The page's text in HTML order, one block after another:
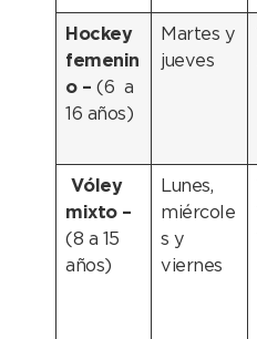
Hockey
femenin
o –(6 a
16 años)
Martes y
jueves
Vóley
mixto –
(8 a 15
años)
Lunes,
miércole
s y
viernes